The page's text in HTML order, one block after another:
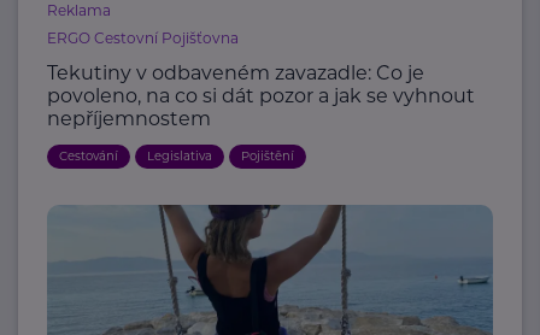
Reklama
ERGO Cestovní Pojišťovna
Tekutiny v odbaveném zavazadle: Co je
povoleno, na co si dát pozor a jak se vyhnout
nepříjemnostem
Cestování Legislativa Pojištění